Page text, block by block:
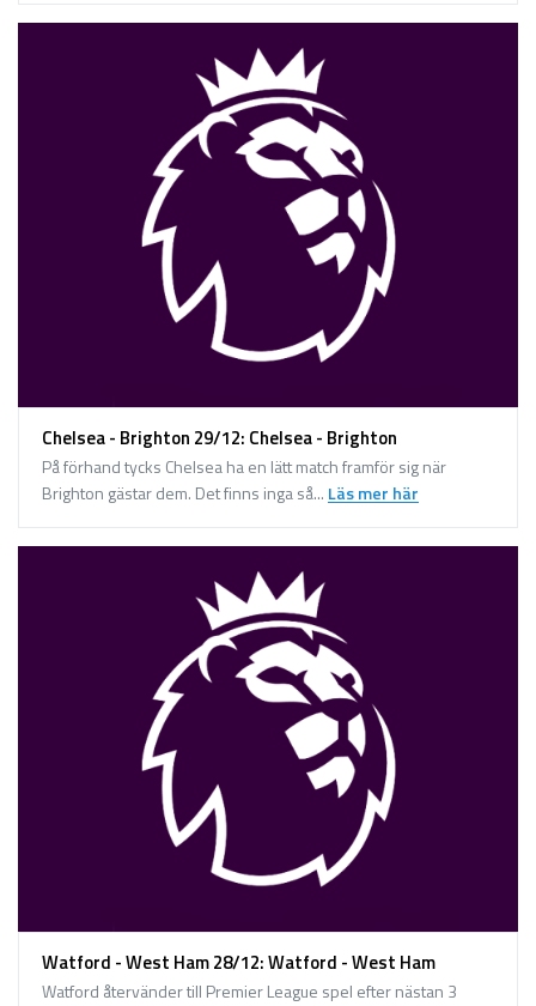
Chelsea - Brighton 29/12: Chelsea - Brighton
På förhand tycks Chelsea ha en lätt match framför sig när
Brighton gästar dem. Det finns inga så... Läs mer här
Watford - West Ham 28/12: Watford - West Ham
Watford återvänder till Premier League spel efter nästan 3